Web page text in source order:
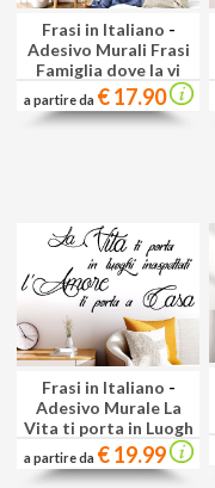
Frasi in Italiano -
Adesivo Murali Frasi
Famiglia dove la vi
a partire da € 17.90
Frasi in Italiano -
Adesivo Murale La
Vita ti porta in Luogh
a partire da € 19.99